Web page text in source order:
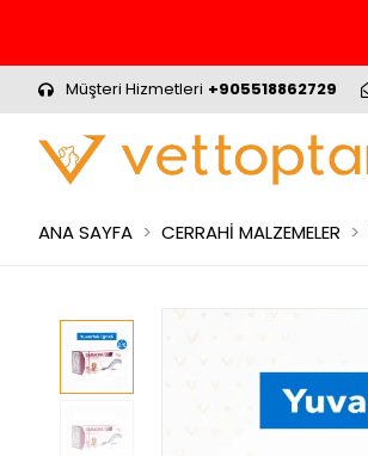
Müşteri Hizmetleri +905518862729
ANA SAYFA CERRAHİ MALZEMELER